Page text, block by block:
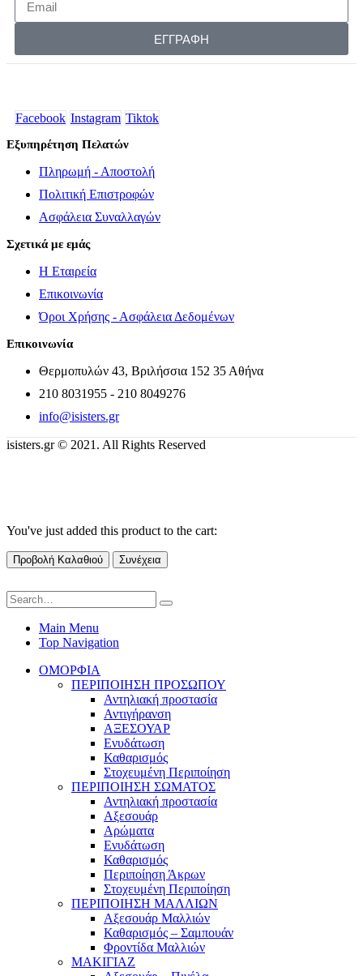
ΕΓΓΡΑΦΗ
Facebook Instagram Tiktok
Εξυπηρέτηση Πελατών
Πληρωμή - Αποστολή
Πολιτική Επιστροφών
Ασφάλεια Συναλλαγών
Σχετικά με εμάς
Η Εταιρεία
Επικοινωνία
Όροι Χρήσης - Ασφάλεια Δεδομένων
Επικοινωνία
Θερμοπυλών 43, Βριλήσσια 152 35 Αθήνα
210 8031955 - 210 8049276
info@isisters.gr
isisters.gr © 2021. All Rights Reserved
You've just added this product to the cart:
Προβολή Καλαθιού Συνέχεια
Main Menu
Top Navigation
ΟΜΟΡΦΙΑ
ΠΕΡΙΠΟΙΗΣΗ ΠΡΟΣΩΠΟΥ
Αντηλιακή προστασία
Αντιγήρανση
ΑΞΕΣΟΥΑΡ
Ενυδάτωση
Καθαρισμός
Στοχευμένη Περιποίηση
ΠΕΡΙΠΟΙΗΣΗ ΣΩΜΑΤΟΣ
Αντηλιακή προστασία
Αξεσουάρ
Αρώματα
Ενυδάτωση
Καθαρισμός
Περιποίηση Άκρων
Στοχευμένη Περιποίηση
ΠΕΡΙΠΟΙΗΣΗ ΜΑΛΛΙΩΝ
Αξεσουάρ Μαλλιών
Καθαρισμός – Σαμπουάν
Φροντίδα Μαλλιών
ΜΑΚΙΓΙΑΖ